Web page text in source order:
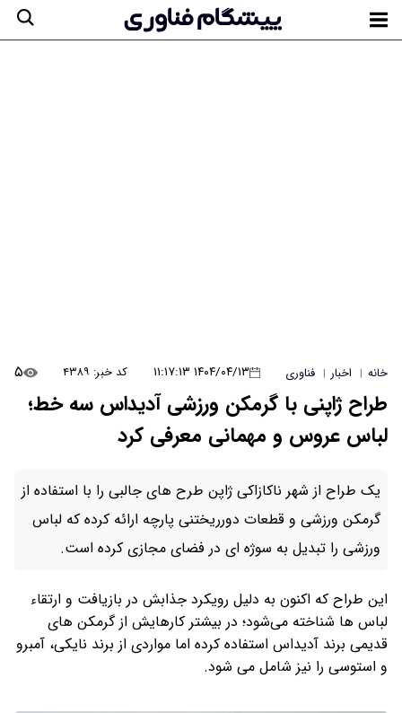
خانه | اخبار | فناوری ۱۴۰۴/۰۴/۱۳ ۱۱:۱۷:۱۳ کد خبر: ۴۳۸۹ ۵
طراح ژاپنی با گرمکن ورزشی آدیداس سه خط؛
لباس عروس و مهمانی معرفی کرد
یک طراح از شهر ناکازاکی ژاپن طرح های جالبی را با استفاده از
گرمکن ورزشی و قطعات دورریختنی پارچه ارائه کرده که لباس
ورزشی را تبدیل به سوژه ای در فضای مجازی کرده است.
این طراح که اکنون به دلیل رویکرد جذابش در بازیافت و ارتقاء
لباس‌ ها شناخته می‌شود؛ در بیشتر کارهایش از گرمکن های
قدیمی برند آدیداس استفاده کرده اما مواردی از برند نایکی، آمبرو
و استوسی را نیز شامل می شود.